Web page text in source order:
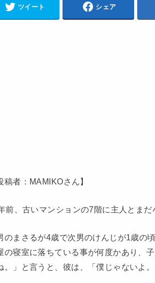
ツイート シェア
稿者：MAMIKOさん】
前、古いマンションの7階に主人とま
のまさるが4歳で次男のけんじが1歳の
の寝室に落ちている事が何度かあり、
。」と言うと、彼は、「僕じゃないよ。